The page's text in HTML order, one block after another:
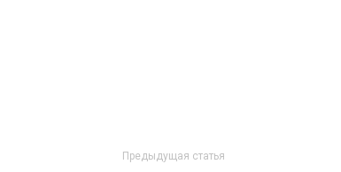
Предыдущая статья